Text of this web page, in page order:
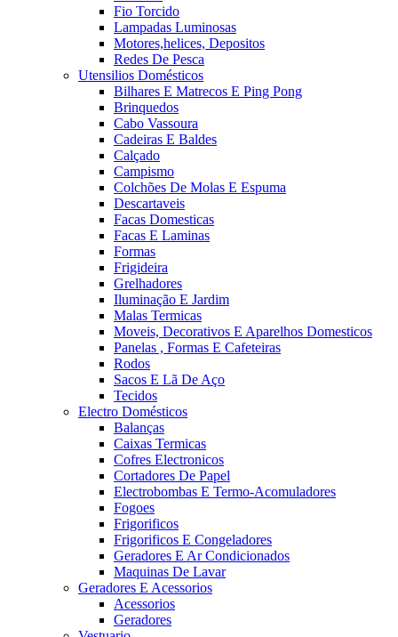
Fio Torcido
Lampadas Luminosas
Motores,helices, Depositos
Redes De Pesca
Utensilios Domésticos
Bilhares E Matrecos E Ping Pong
Brinquedos
Cabo Vassoura
Cadeiras E Baldes
Calçado
Campismo
Colchões De Molas E Espuma
Descartaveis
Facas Domesticas
Facas E Laminas
Formas
Frigideira
Grelhadores
Iluminação E Jardim
Malas Termicas
Moveis, Decorativos E Aparelhos Domesticos
Panelas , Formas E Cafeteiras
Rodos
Sacos E Lã De Aço
Tecidos
Electro Domésticos
Balanças
Caixas Termicas
Cofres Electronicos
Cortadores De Papel
Electrobombas E Termo-Acomuladores
Fogoes
Frigorificos
Frigorificos E Congeladores
Geradores E Ar Condicionados
Maquinas De Lavar
Geradores E Acessorios
Acessorios
Geradores